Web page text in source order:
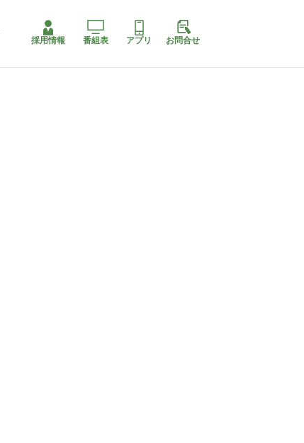
採用情報 番組表 アプリ お問合せ